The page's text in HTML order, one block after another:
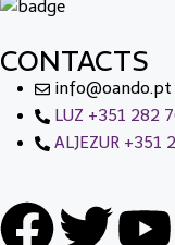
CONTACTS
info@oando.pt
LUZ +351 282
ALJEZUR +351